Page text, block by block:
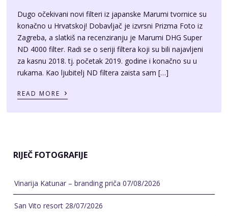
Dugo očekivani novi filteri iz japanske Marumi tvornice su
konačno u Hrvatskoj! Dobavljač je izvrsni Prizma Foto iz
Zagreba, a slatkiš na recenziranju je Marumi DHG Super
ND 4000 filter. Radi se o seriji filtera koji su bili najavljeni
za kasnu 2018. tj. početak 2019. godine i konačno su u
rukama. Kao ljubitelj ND filtera zaista sam […]
READ MORE ›
RIJEČ FOTOGRAFIJE
Vinarija Katunar – branding priča 07/08/2026
San Vito resort 28/07/2026